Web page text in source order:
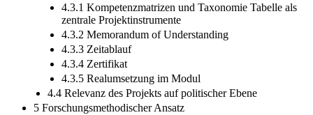
4.3.1 Kompetenzmatrizen und Taxonomie Tabelle als
zentrale Projektinstrumente
4.3.2 Memorandum of Understanding
4.3.3 Zeitablauf
4.3.4 Zertifikat
4.3.5 Realumsetzung im Modul
4.4 Relevanz des Projekts auf politischer Ebene
5 Forschungsmethodischer Ansatz